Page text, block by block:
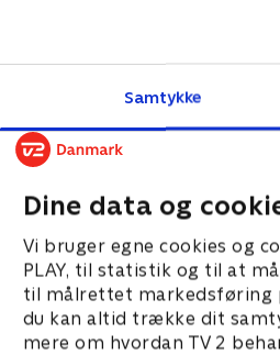
Samtykke
Dine data og
Vi bruger egne cookies og
PLAY, til statistik og til at
til målrettet markedsføring
du kan altid trække dit
mere om hvordan TV 2
1
ender i en
Lena krydser
igennem.
lede efter